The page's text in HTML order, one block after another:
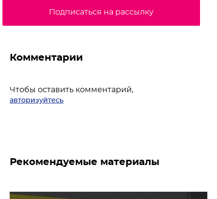
Подписаться на рассылку
Комментарии
Чтобы оставить комментарий,
авторизуйтесь
Рекомендуемые материалы